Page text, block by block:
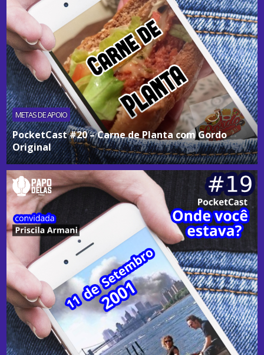
METAS DE APOIO
PocketCast #20 – Carne de Planta com Gordo
Original